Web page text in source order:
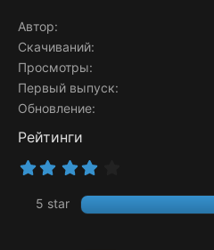
ц
и
:
Автор
Скачиваний
Просмотры
Первый выпуск
Обновление
Рейтинги
2
9
5 star